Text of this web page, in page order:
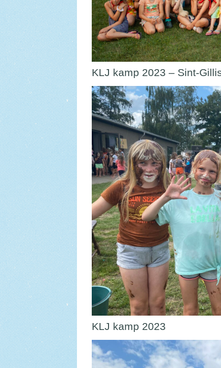
KLJ kamp 2023 – Sint-
KLJ kamp 2023